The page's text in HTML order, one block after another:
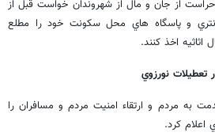
از جان و مال از شهروندان خواست قبل از
و پاسگاه هاي محل سكونت خود را مطلع
اثاثيه اخذ کنند.
نورزوي
به مردم و ارتقاء امنيت مردم و مسافران را
اعلام كرد.